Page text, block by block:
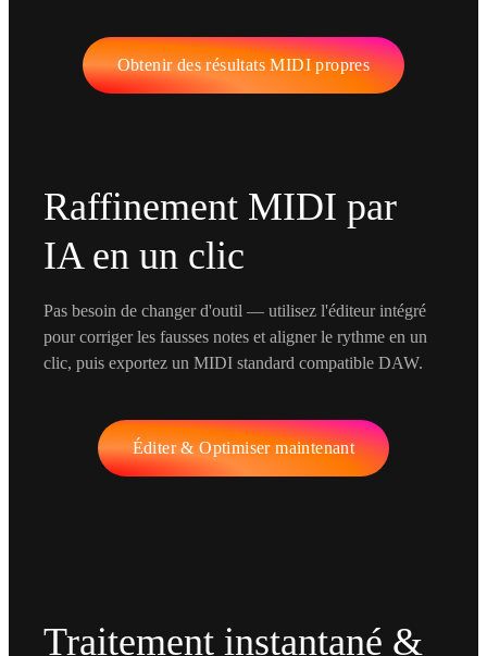
Obtenir des résultats MIDI propres
Raffinement MIDI par
IA en un clic
Pas besoin de changer d'outil — utilisez l'éditeur intégré
pour corriger les fausses notes et aligner le rythme en un
clic, puis exportez un MIDI standard compatible DAW.
Éditer & Optimiser maintenant
Traitement instantané &